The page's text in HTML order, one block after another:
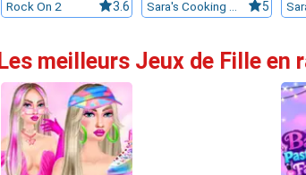
Rock On 2 3.6 Sara's Cooking Class : Bento 5
Les meilleurs Jeux de Fille en